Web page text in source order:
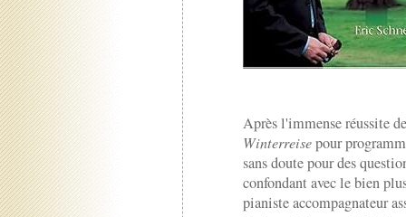
Après l'immense réussite
Winterreisepour
sans doute pour des
confondant avec le bien
pianiste accompagnateur